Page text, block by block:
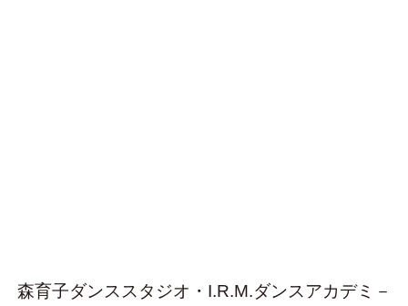
森育子ダンススタジオ・I.R.M.ダンスアカデミ－